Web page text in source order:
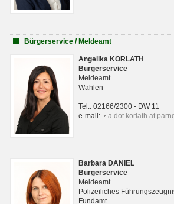
Bürgerservice / Meldeamt
Angelika KORLATH
Bürgerservice
Meldeamt
Wahlen
Tel.: 02166/2300 - DW 11
e-mail:
a dot korlath at
Barbara DANIEL
Bürgerservice
Meldeamt
Polizeiliches
Fundamt